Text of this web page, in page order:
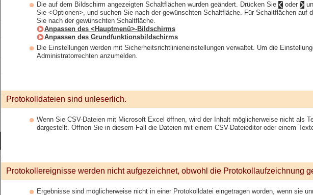
Die auf dem Bildschirm angezeigten Schaltflächen wurden geändert. Drücken Sie
oder
Sie <Optionen>, und suchen Sie nach der gewünschten Schaltfläche. Für Schaltflächen
Sie nach der gewünschten Schaltfläche.
Anpassen des <Hauptmenü>-Bildschirms
Anpassen des Grundfunktionsbildschirms
Die Einstellungen werden mit Sicherheitsrichtlinieneinstellungen verwaltet. Um die
Administratorrechten anzumelden.
Protokolldateien sind unleserlich.
Wenn Sie CSV-Dateien mit Microsoft Excel öffnen, wird der Inhalt möglicherweise nicht als
dargestellt. Öffnen Sie in diesem Fall die Dateien mit einem CSV-Dateieditor oder einem
Protokollereignisse werden nicht aufgezeichnet, obwohl die Protokollaufzeichnung
Ergebnisse sind möglicherweise nicht in einer Protokolldatei eingetragen worden, wenn sie